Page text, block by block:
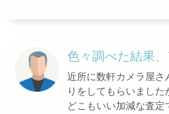
色々調べた結果
近所に数軒カメラ屋さ
りをしてもらいました
どこもいい加減な査定